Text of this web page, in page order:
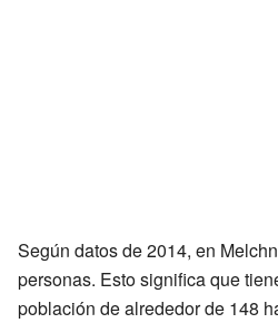
Según datos de 2014, en
personas. Esto significa que
población de alrededor de 148